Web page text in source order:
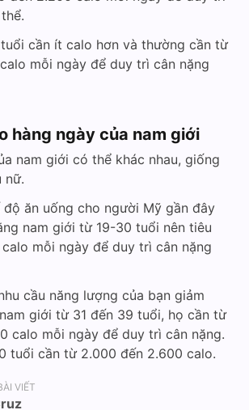
cần ít calo hơn và thường cần từ
mỗi ngày để duy trì cân nặng
hàng ngày của nam giới
nam giới có thể khác nhau, giống
nữ.
độ ăn uống cho người Mỹ gần đây
nam giới từ 19-30 tuổi nên tiêu
mỗi ngày để duy trì cân nặng
cầu năng lượng của bạn giảm
giới từ 31 đến 39 tuổi, họ cần từ
calo mỗi ngày để duy trì cân nặng.
tuổi cần từ 2.000 đến 2.600 calo.
VIẾT